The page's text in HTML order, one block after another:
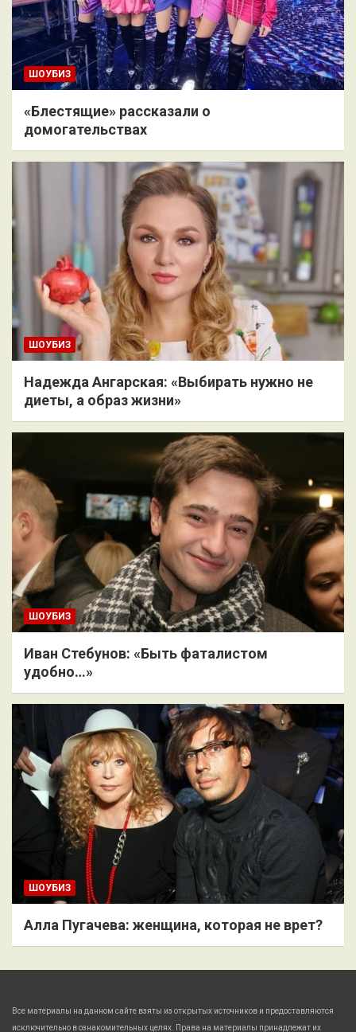
ШОУБИЗ
«Блестящие» рассказали о
домогательствах
ШОУБИЗ
Надежда Ангарская: «Выбирать нужно не
диеты, а образ жизни»
ШОУБИЗ
Иван Стебунов: «Быть фаталистом
удобно…»
ШОУБИЗ
Алла Пугачева: женщина, которая не врет?
Все материалы на данном сайте взяты из открытых источников и предоставляются
исключительно в ознакомительных целях. Права на материалы принадлежат их